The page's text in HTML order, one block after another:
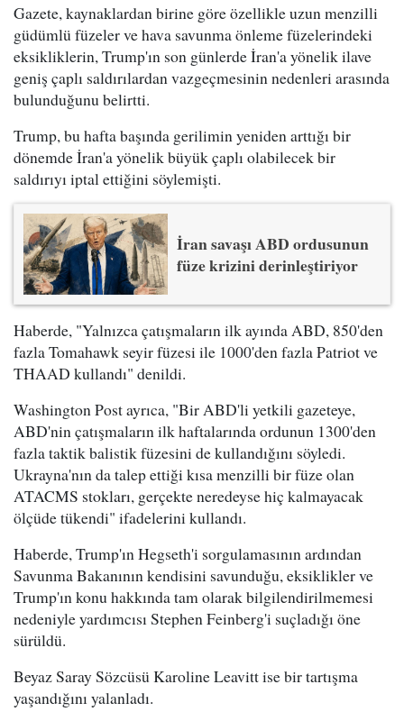
Gazete, kaynaklardan birine göre özellikle uzun menzilli
güdümlü füzeler ve hava savunma önleme füzelerindeki
eksikliklerin, Trump'ın son günlerde İran'a yönelik ilave
geniş çaplı saldırılardan vazgeçmesinin nedenleri arasında
bulunduğunu belirtti.
Trump, bu hafta başında gerilimin yeniden arttığı bir
dönemde İran'a yönelik büyük çaplı olabilecek bir
saldırıyı iptal ettiğini söylemişti.
İran savaşı ABD ordusunun
füze krizini derinleştiriyor
Haberde, "Yalnızca çatışmaların ilk ayında ABD, 850'den
fazla Tomahawk seyir füzesi ile 1000'den fazla Patriot ve
THAAD kullandı" denildi.
Washington Post ayrıca, "Bir ABD'li yetkili gazeteye,
ABD'nin çatışmaların ilk haftalarında ordunun 1300'den
fazla taktik balistik füzesini de kullandığını söyledi.
Ukrayna'nın da talep ettiği kısa menzilli bir füze olan
ATACMS stokları, gerçekte neredeyse hiç kalmayacak
ölçüde tükendi" ifadelerini kullandı.
Haberde, Trump'ın Hegseth'i sorgulamasının ardından
Savunma Bakanının kendisini savunduğu, eksiklikler ve
Trump'ın konu hakkında tam olarak bilgilendirilmemesi
nedeniyle yardımcısı Stephen Feinberg'i suçladığı öne
sürüldü.
Beyaz Saray Sözcüsü Karoline Leavitt ise bir tartışma
yaşandığını yalanladı.